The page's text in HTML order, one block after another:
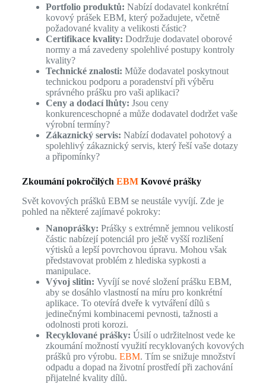
Portfolio produktů: Nabízí dodavatel konkrétní
kovový prášek EBM, který požadujete, včetně
požadované kvality a velikosti částic?
Certifikace kvality: Dodržuje dodavatel oborové
normy a má zavedeny spolehlivé postupy kontroly
kvality?
Technické znalosti: Může dodavatel poskytnout
technickou podporu a poradenství při výběru
správného prášku pro vaši aplikaci?
Ceny a dodací lhůty: Jsou ceny
konkurenceschopné a může dodavatel dodržet vaše
výrobní termíny?
Zákaznický servis: Nabízí dodavatel pohotový a
spolehlivý zákaznický servis, který řeší vaše dotazy
a připomínky?
Zkoumání pokročilých EBMKovové prášky
Svět kovových prášků EBM se neustále vyvíjí. Zde je
pohled na některé zajímavé pokroky:
Nanoprášky: Prášky s extrémně jemnou velikostí
částic nabízejí potenciál pro ještě vyšší rozlišení
výtisků a lepší povrchovou úpravu. Mohou však
představovat problém z hlediska sypkosti a
manipulace.
Vývoj slitin: Vyvíjí se nové složení prášku EBM,
aby se dosáhlo vlastností na míru pro konkrétní
aplikace. To otevírá dveře k vytváření dílů s
jedinečnými kombinacemi pevnosti, tažnosti a
odolnosti proti korozi.
Recyklované prášky: Úsilí o udržitelnost vede ke
zkoumání možností využití recyklovaných kovových
prášků pro výrobu. EBM. Tím se snižuje množství
odpadu a dopad na životní prostředí při zachování
přijatelné kvality dílů.